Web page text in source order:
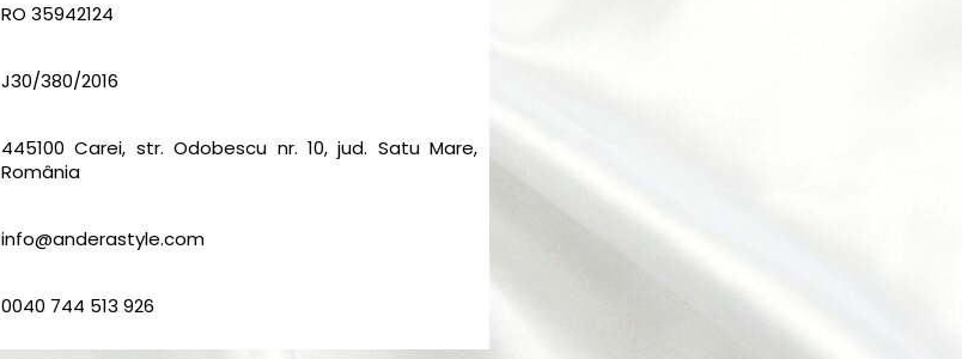
RO 35942124
J30/380/2016
445100 Carei, str. Odobescu nr. 10, jud. Satu Mare,
România
info@anderastyle.com
0040 744 513 926